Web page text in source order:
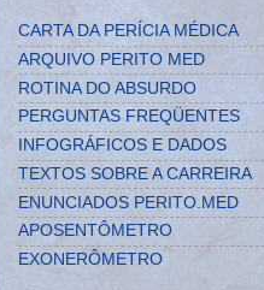
CARTA DA PERÍCIA MÉDICA
ARQUIVO PERITO MED
ROTINA DO ABSURDO
PERGUNTAS FREQÜENTES
INFOGRÁFICOS E DADOS
TEXTOS SOBRE A CARREIRA
ENUNCIADOS PERITO.MED
APOSENTÔMETRO
EXONERÔMETRO